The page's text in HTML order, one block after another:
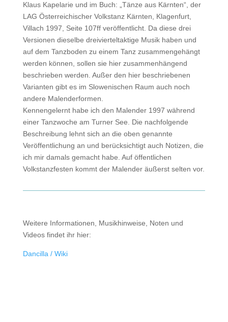
Klaus Kapelarie und im Buch: „Tänze aus Kärnten“, der
LAG Österreichischer Volkstanz Kärnten, Klagenfurt,
Villach 1997, Seite 107ff veröffentlicht. Da diese drei
Versionen dieselbe dreivierteltaktige Musik haben und
auf dem Tanzboden zu einem Tanz zusammengehängt
werden können, sollen sie hier zusammenhängend
beschrieben werden. Außer den hier beschriebenen
Varianten gibt es im Slowenischen Raum auch noch
andere Malenderformen.
Kennengelernt habe ich den Malender 1997 während
einer Tanzwoche am Turner See. Die nachfolgende
Beschreibung lehnt sich an die oben genannte
Veröffentlichung an und berücksichtigt auch Notizen, die
ich mir damals gemacht habe. Auf öffentlichen
Volkstanzfesten kommt der Malender äußerst selten vor.
Weitere Informationen, Musikhinweise, Noten und
Videos findet ihr hier:
Dancilla / Wiki